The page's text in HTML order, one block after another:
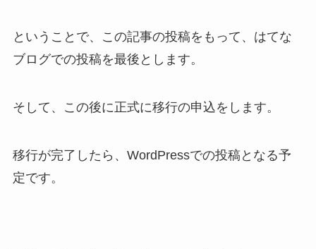
ということで、この記事の投稿をもって、はてな
ブログでの投稿を最後とします。
そして、この後に正式に移行の申込をします。
移行が完了したら、WordPressでの投稿となる予
定です。